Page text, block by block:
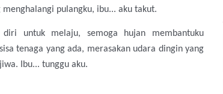
pulangku, ibu... aku takut.
untuk melaju, semoga hujan membantuku
tenaga yang ada, merasakan udara dingin yang
Ibu... tunggu aku.